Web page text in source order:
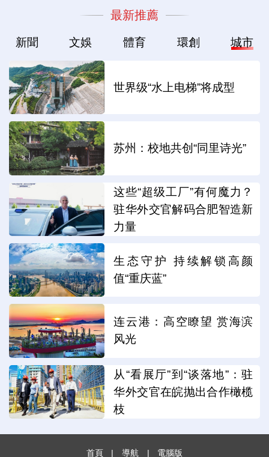
最新推薦
新聞 文娛 體育 環創 城市
世界级“水上电梯”将成型
苏州：校地共创“同里诗光”
这些“超级工厂”有何魔力？
驻华外交官解码合肥智造新
力量
生态守护 持续解锁高颜
值“重庆蓝”
连云港：高空瞭望 赏海滨
风光
从“看展厅”到“谈落地”：驻
华外交官在皖抛出合作橄榄
枝
首頁 | 導航 | 電腦版